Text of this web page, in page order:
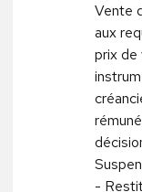
Vente
aux
prix de
-